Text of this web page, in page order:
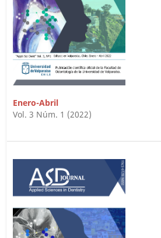
Enero-Abril
Vol. 3 Núm. 1 (2022)